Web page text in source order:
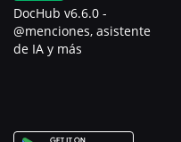
DocHub v6.6.0 -
@menciones, asistente
de IA y más